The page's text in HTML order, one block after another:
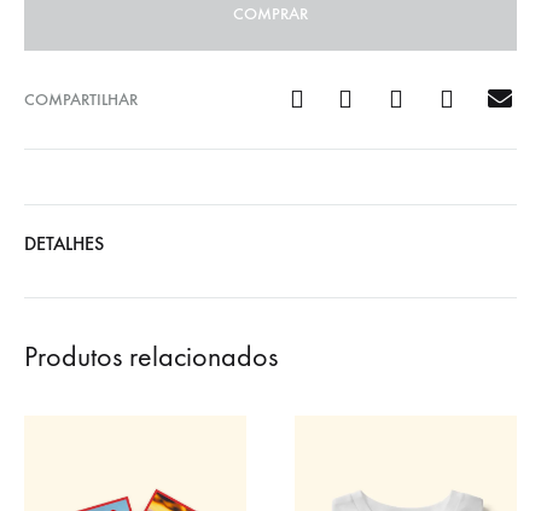
COMPRAR
COMPARTILHAR
DETALHES
Produtos relacionados